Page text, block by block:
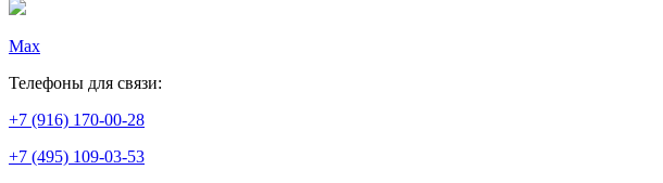
Max
Телефоны для связи:
+7 (916) 170-00-28
+7 (495) 109-03-53